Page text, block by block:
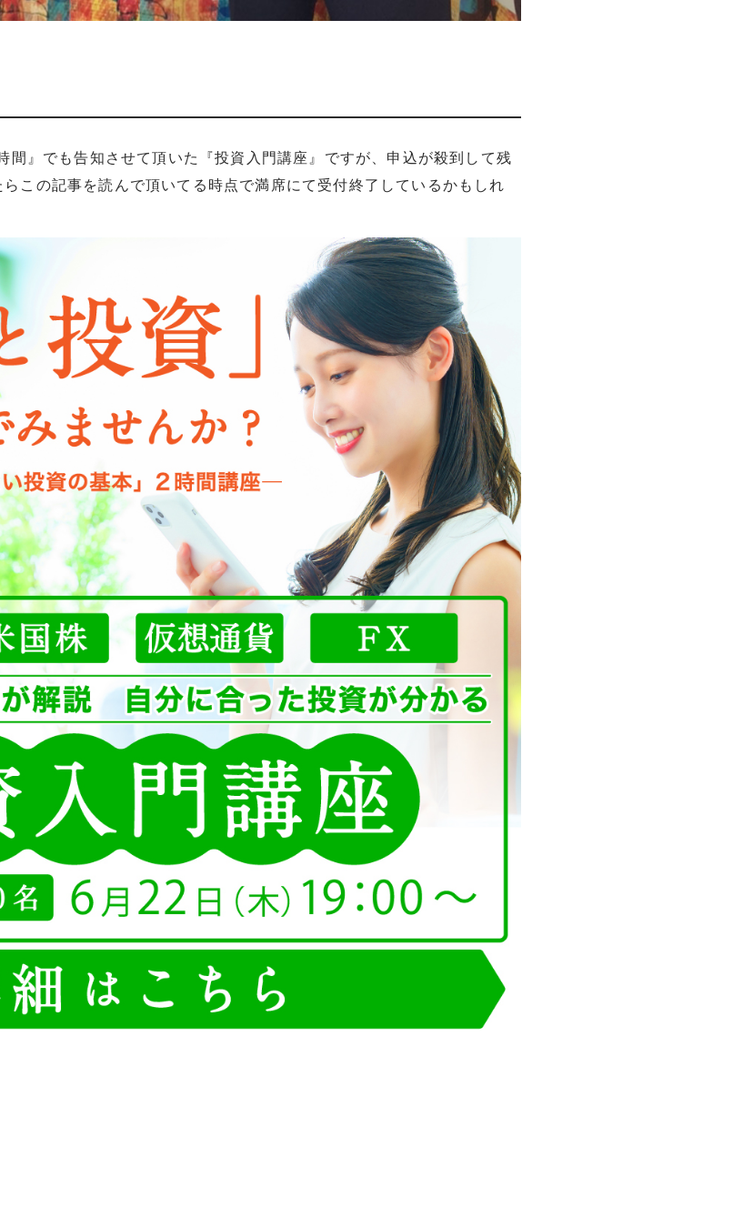
』でも告知させて頂いた『投資入門講座』ですが、申込が殺到して残
この記事を読んで頂いてる時点で満席にて受付終了しているかもしれ